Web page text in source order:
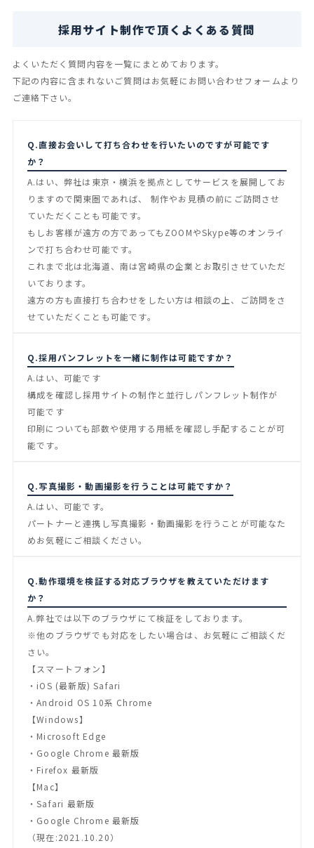
採用サイト制作で頂くよくある質問
よくいただく質問内容を一覧にまとめております。
下記の内容に含まれないご質問はお気軽にお問い合わせフォームより
ご連絡下さい。
Q.直接お会いして打ち合わせを行いたいのですが可能です
か？
A.はい、弊社は東京・横浜を拠点としてサービスを展開してお
りますので関東圏であれば、 制作やお見積の前にご訪問させ
ていただくことも可能です。
もしお客様が遠方の方であってもZOOMやSkype等のオンライ
ンで打ち合わせ可能です。
これまで北は北海道、南は宮崎県の企業とお取引させていただ
いております。
遠方の方も直接打ち合わせをしたい方は相談の上、ご訪問をさ
せていただくことも可能です。
Q.採用パンフレットを一緒に制作は可能ですか？
A.はい、可能です
構成を確認し採用サイトの制作と並行しパンフレット制作が
可能です
印刷についても部数や使用する用紙を確認し手配することが可
能です。
Q.写真撮影・動画撮影を行うことは可能ですか？
A.はい、可能です。
パートナーと連携し写真撮影・動画撮影を行うことが可能なた
めお気軽にご相談ください。
Q.動作環境を検証する対応ブラウザを教えていただけます
か？
A.弊社では以下のブラウザにて検証をしております。
※他のブラウザでも対応をしたい場合は、お気軽にご相談くだ
さい。
【スマートフォン】
・iOS (最新版) Safari
・Android OS 10系 Chrome
【Windows】
・Microsoft Edge
・Google Chrome 最新版
・Firefox 最新版
【Mac】
・Safari 最新版
・Google Chrome 最新版
（現在:2021.10.20）